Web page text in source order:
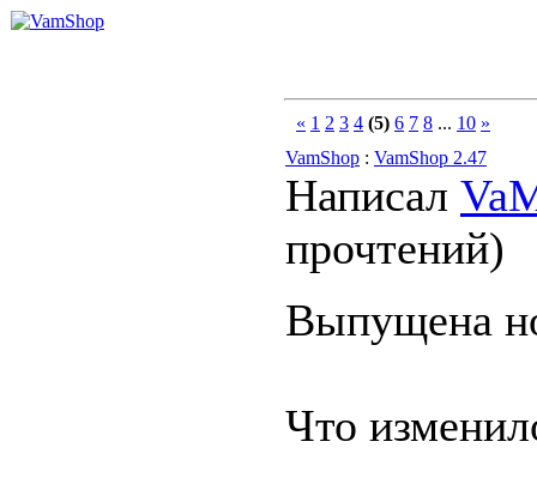
« 1 2 3 4 (5) 6 7 8 ... 10 »
VamShop : VamShop 2.47
Написал
прочтений)
Выпущена
Что